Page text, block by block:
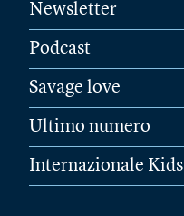
Newsletter
Podcast
Savage love
Ultimo numero
Internazionale Kids